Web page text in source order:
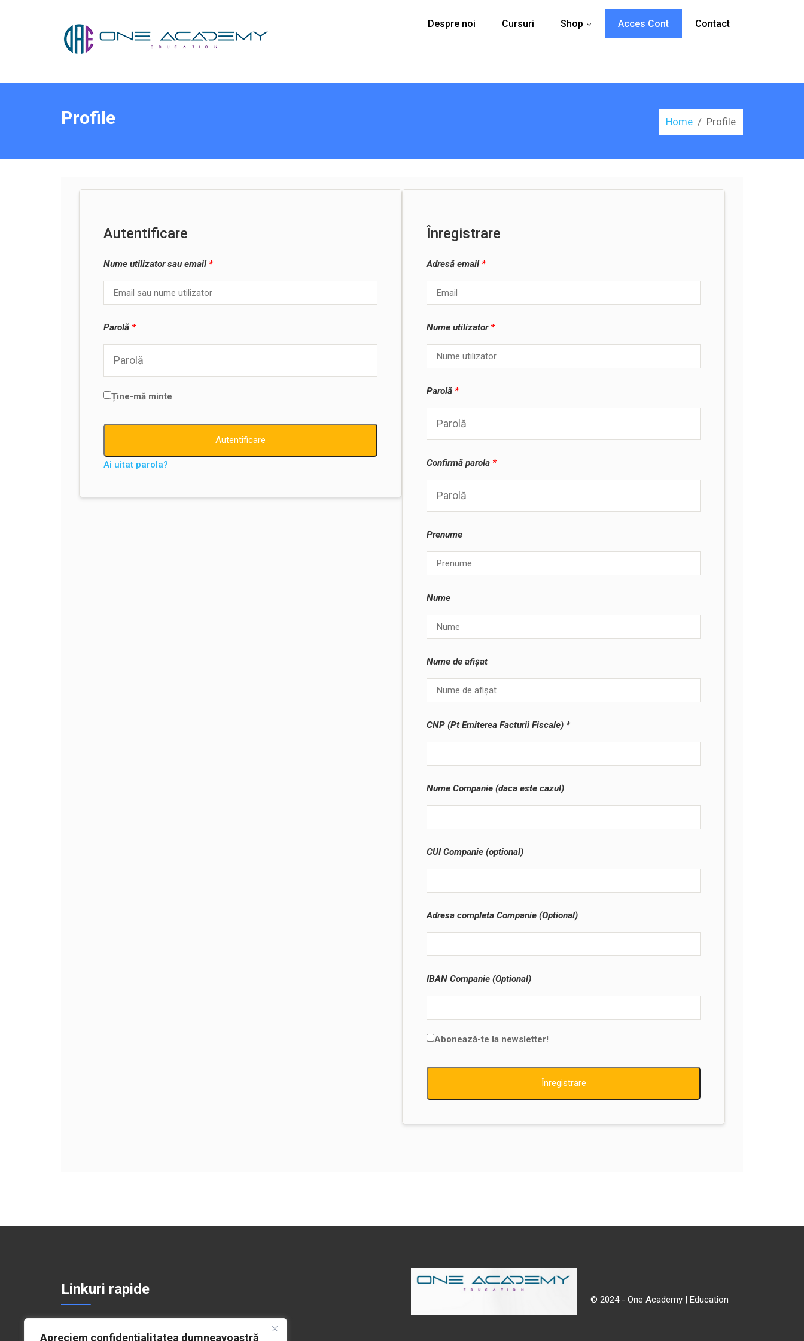
Apreciem confidențialitatea dumneavoastră
Despre noi Cursuri Shop Acces Cont Contact
Profile Home / Profile
Autentificare
Nume utilizator sau email *
Parolă *
Ține-mă minte
Autentificare
Ai uitat parola?
Înregistrare
Adresă email *
Nume utilizator *
Parolă *
Confirmă parola *
Prenume
Nume
Nume de afișat
CNP (Pt Emiterea Facturii Fiscale)
Nume Companie (daca este cazul)
CUI Companie (optional)
Adresa completa Companie (Optional)
IBAN Companie (Optional)
Abonează-te la newsletter!
Înregistrare
Linkuri rapide
Politică de Confidențialitate
© 2024 - One Academy | Education